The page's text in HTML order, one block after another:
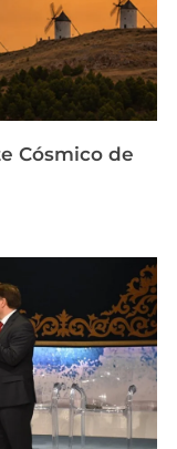
Cósmico de